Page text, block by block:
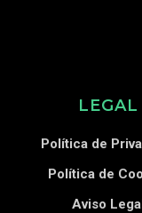
LEGAL
Política de
Política de
Aviso